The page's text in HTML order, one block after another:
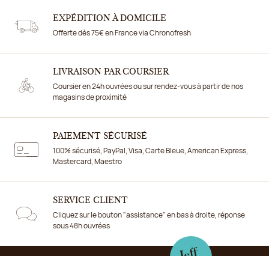
EXPÉDITION À DOMICILE
Offerte dès 75€ en France via Chronofresh
LIVRAISON PAR COURSIER
Coursier en 24h ouvrées ou sur rendez-vous à partir de nos
magasins de proximité
PAIEMENT SÉCURISÉ
100% sécurisé, PayPal, Visa, Carte Bleue, American Express,
Mastercard, Maestro
SERVICE CLIENT
Cliquez sur le bouton "assistance" en bas à droite, réponse
sous 48h ouvrées